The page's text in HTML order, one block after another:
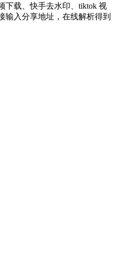
下载、快手去水印、tiktok 视
输入分享地址，在线解析得到